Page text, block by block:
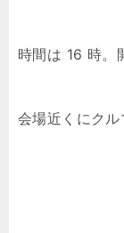
時間は 16 時。
会場近くにクル